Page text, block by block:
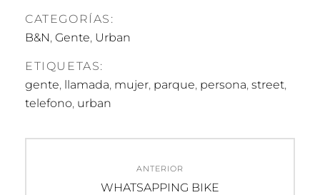
CATEGORÍAS:
B&N, Gente, Urban
ETIQUETAS:
gente, llamada, mujer, parque, persona, street,
telefono, urban
ANTERIOR
Entrada
WHATSAPPING BIKE